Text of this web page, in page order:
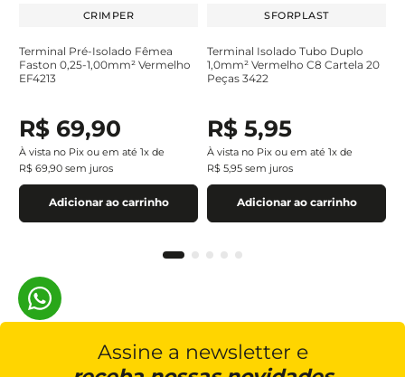
CRIMPER
Terminal Pré-Isolado Fêmea
Faston 0,25-1,00mm² Vermelho
EF4213
R$ 69,90
À vista no Pix ou em até 1x de
R$ 69,90 sem juros
Adicionar ao carrinho
SFORPLAST
Terminal Isolado Tubo Duplo
1,0mm² Vermelho C8 Cartela 20
Peças 3422
R$ 5,95
À vista no Pix ou em até 1x de
R$ 5,95 sem juros
Adicionar ao carrinho
Assine a newsletter e